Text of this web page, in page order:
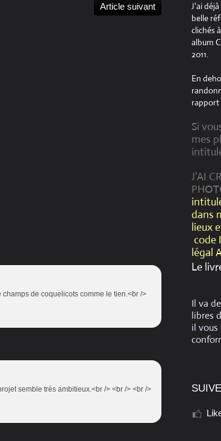
Article suivant
de coquelicots comme le tien.<br />
semble très ambitieux.<br /> <br /> <br />
J'ai
belle
clichés
album
2011.
En
rapport
Si
mes
J'AI
dans
lieux
code
légal
Le
Il va
libres
il vous